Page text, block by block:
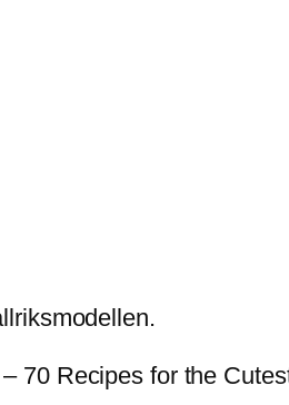
70 Recipes for the